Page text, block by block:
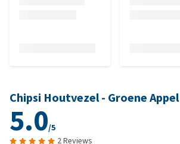
Chipsi Houtvezel - Groene
5.0/5
2 Reviews